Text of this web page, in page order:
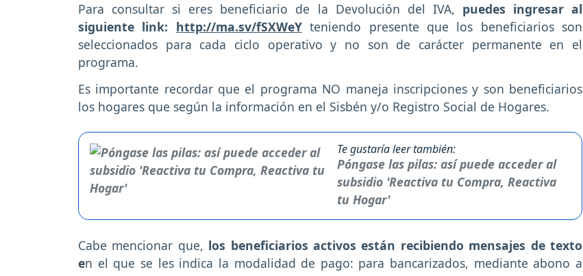
Para consultar si eres beneficiario de la Devolución del IVA, puedes ingresar al
siguiente link: http://ma.sv/fSXWeYteniendo presente que los beneficiarios son
seleccionados para cada ciclo operativo y no son de carácter permanente en el
programa.
Es importante recordar que el programa NO maneja inscripciones y son beneficiarios
los hogares que según la información en el Sisbén y/o Registro Social de Hogares.
Te gustaría leer también:
Póngase las pilas: así puede acceder al
subsidio 'Reactiva tu Compra, Reactiva
tu Hogar'
Cabe mencionar que, los beneficiarios activos están recibiendo mensajes de texto
en el que se les indica la modalidad de pago: para bancarizados, mediante abono a